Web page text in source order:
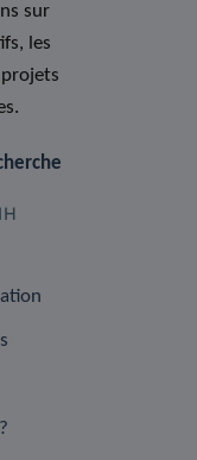
sur
les